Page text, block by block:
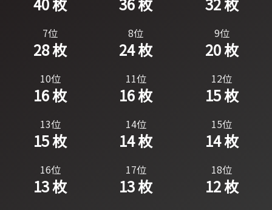
7位
28 枚
8位
24 枚
9位
20 枚
10位
16 枚
11位
16 枚
12位
15 枚
13位
15 枚
14位
14 枚
15位
14 枚
16位
13 枚
17位
13 枚
18位
12 枚